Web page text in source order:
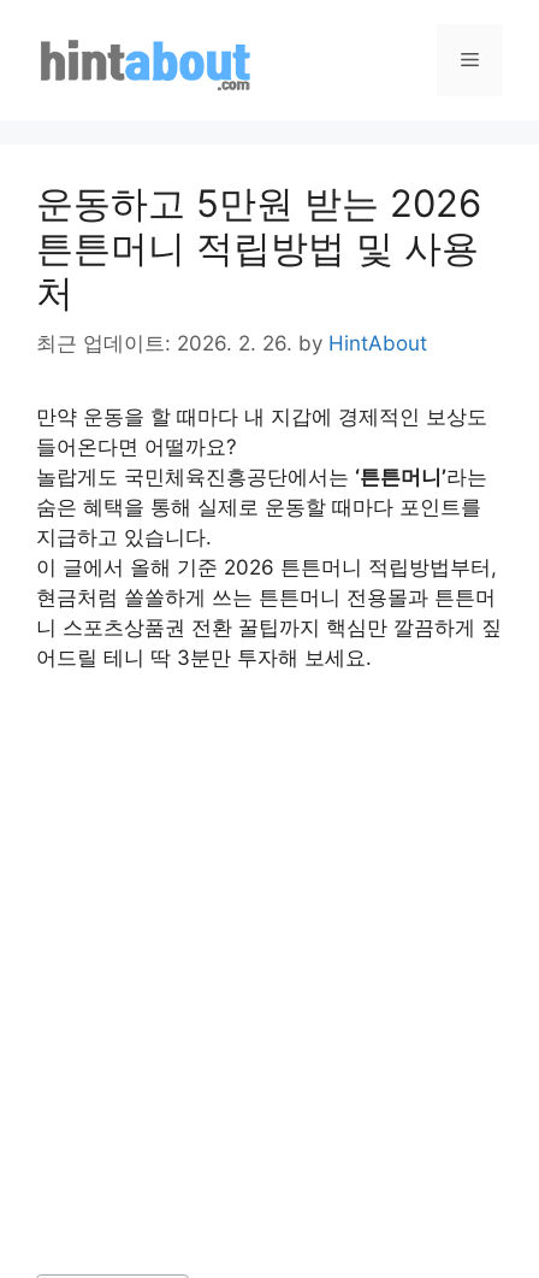
content
Menu
운동하고 5만원 받는 2026
튼튼머니 적립방법 및 사용
처
최근 업데이트: 2026. 2. 26. by HintAbout
만약 운동을 할 때마다 내 지갑에 경제적인 보상도
들어온다면 어떨까요?
놀랍게도 국민체육진흥공단에서는 ‘튼튼머니’라는
숨은 혜택을 통해 실제로 운동할 때마다 포인트를
지급하고 있습니다.
이 글에서 올해 기준 2026 튼튼머니 적립방법부터,
현금처럼 쏠쏠하게 쓰는 튼튼머니 전용몰과 튼튼머
니 스포츠상품권 전환 꿀팁까지 핵심만 깔끔하게 짚
어드릴 테니 딱 3분만 투자해 보세요.